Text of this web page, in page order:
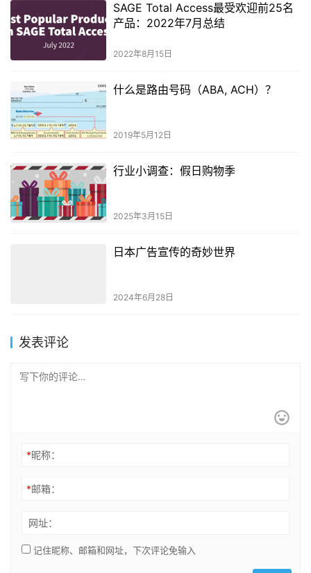
SAGE Total Access最受欢迎前25名
产品：2022年7月总结
2022年8月15日
什么是路由号码（ABA, ACH）？
2019年5月12日
行业小调查：假日购物季
2025年3月15日
日本广告宣传的奇妙世界
2024年6月28日
发表评论
*昵称：
*邮箱：
网址：
记住昵称、邮箱和网址，下次评论免输入